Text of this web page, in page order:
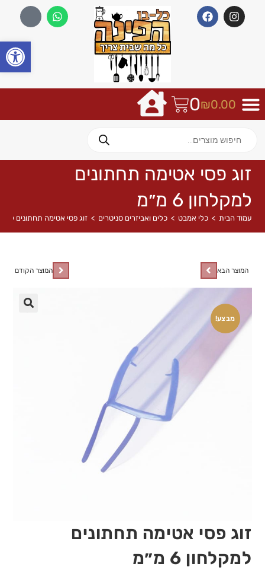
₪0.00
0
זוג פסי אטימה תחתונים
למקלחון 6 מ״מ
עמוד הבית > כלי אמבט > כלים ואביזרים סניטרים > זוג פסי אטימה תחתונים למקלחון
מבצע!
המוצר הקודם המוצר הבא
זוג פסי אטימה תחתונים
למקלחון 6 מ״מ